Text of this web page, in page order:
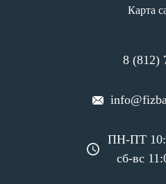
Карта
8 (812)
ПН-ПТ
сб-вс